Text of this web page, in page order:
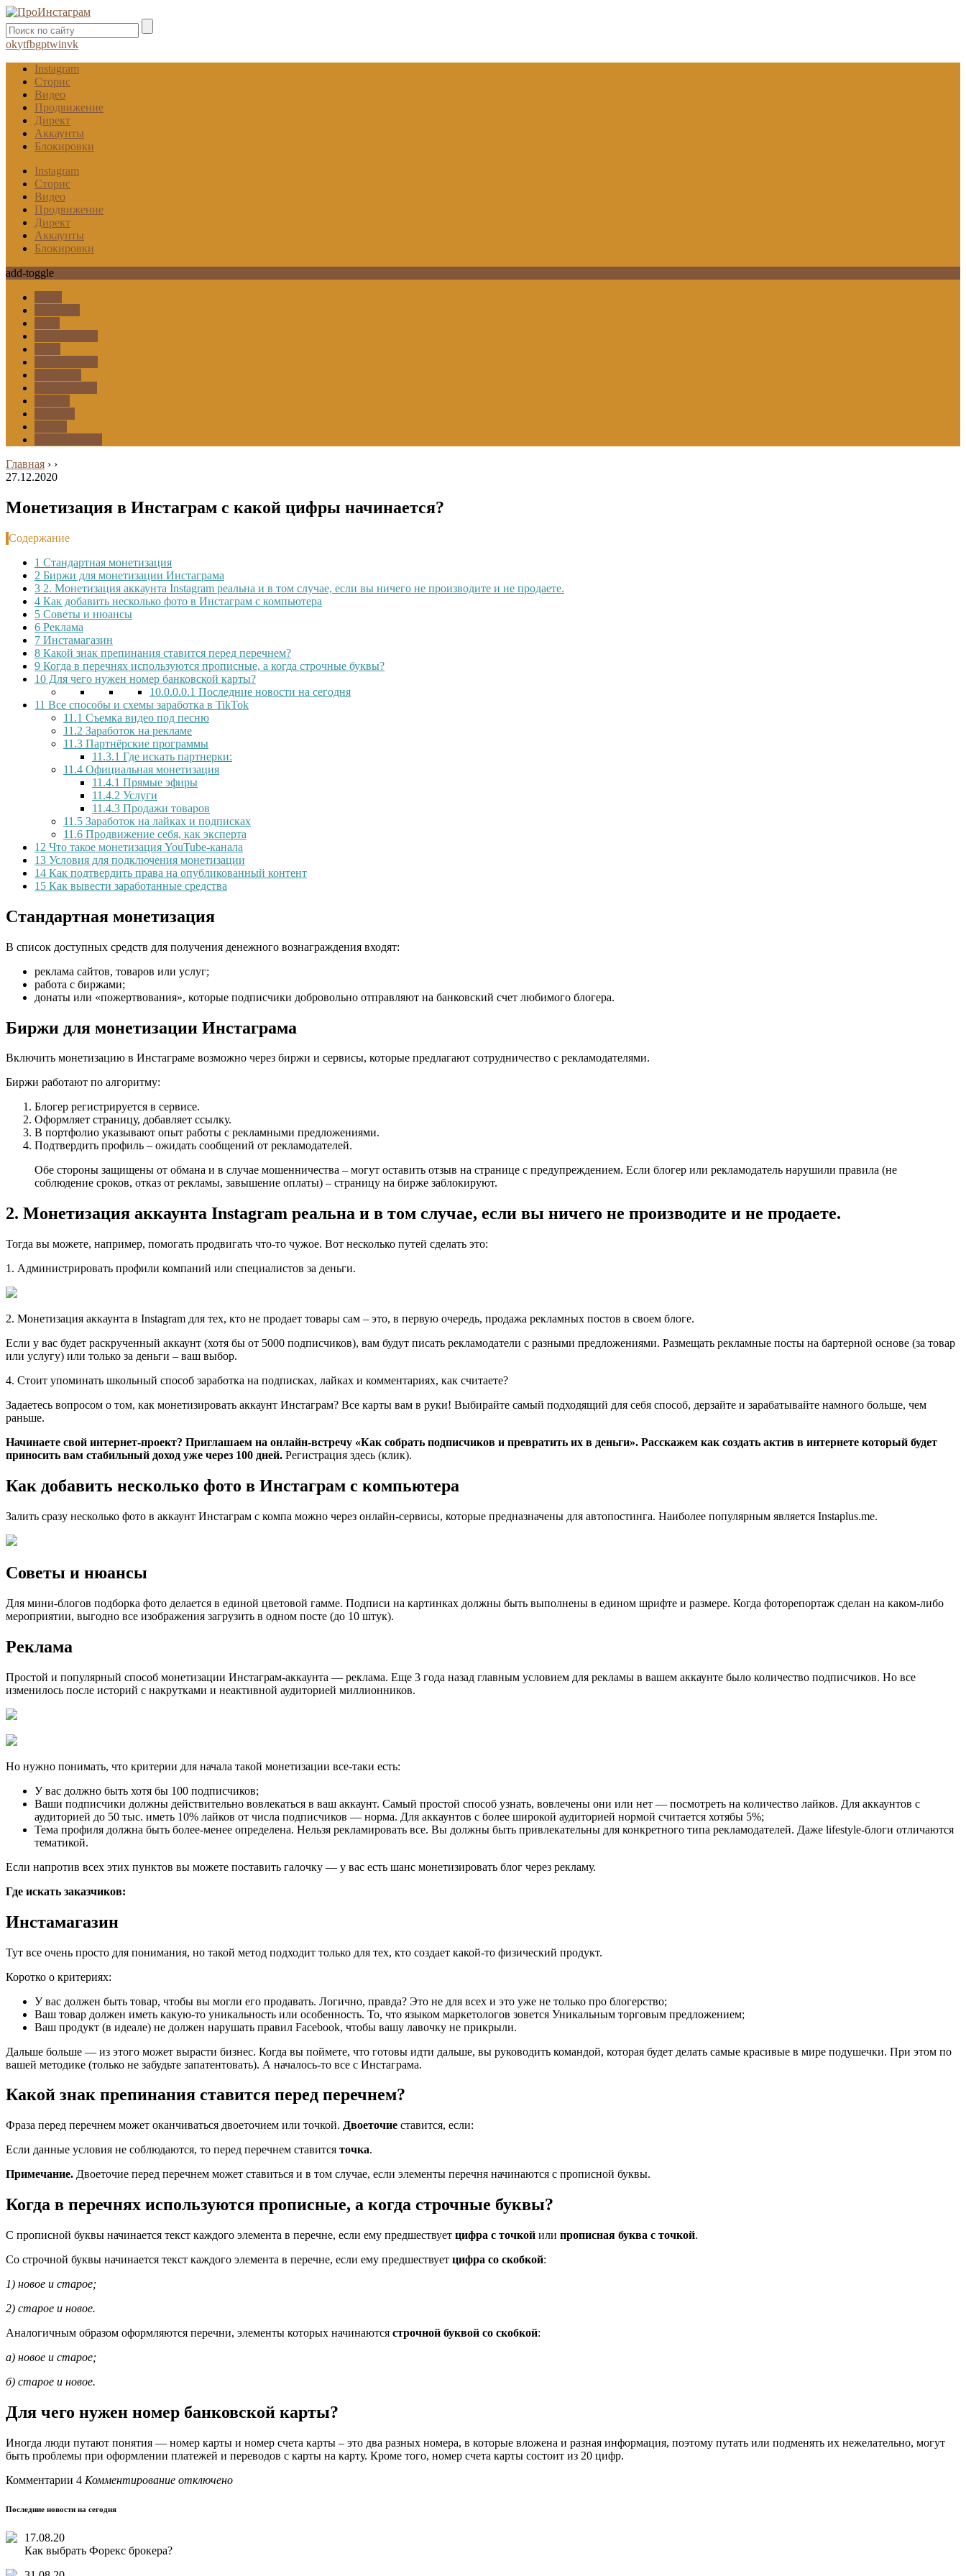
okytfbgptwinvk
Instagram
Сторис
Видео
Продвижение
Директ
Аккаунты
Блокировки
Instagram
Сторис
Видео
Продвижение
Директ
Аккаунты
Блокировки
add-toggle
Главная › ›
27.12.2020
Монетизация в Инстаграм с какой цифры начинается?
Содержание
1 Стандартная монетизация
2 Биржи для монетизации Инстаграма
3 2. Монетизация аккаунта Instagram реальна и в том случае, если вы ничего не производите и не продаете.
4 Как добавить несколько фото в Инстаграм с компьютера
5 Советы и нюансы
6 Реклама
7 Инстамагазин
8 Какой знак препинания ставится перед перечнем?
9 Когда в перечнях используются прописные, а когда строчные буквы?
10 Для чего нужен номер банковской карты?
10.0.0.0.1 Последние новости на сегодня
11 Все способы и схемы заработка в TikTok
11.1 Съемка видео под песню
11.2 Заработок на рекламе
11.3 Партнёрские программы
11.3.1 Где искать партнерки:
11.4 Официальная монетизация
11.4.1 Прямые эфиры
11.4.2 Услуги
11.4.3 Продажи товаров
11.5 Заработок на лайках и подписках
11.6 Продвижение себя, как эксперта
12 Что такое монетизация YouTube-канала
13 Условия для подключения монетизации
14 Как подтвердить права на опубликованный контент
15 Как вывести заработанные средства
Стандартная монетизация
В список доступных средств для получения денежного вознаграждения входят:
реклама сайтов, товаров или услуг;
работа с биржами;
донаты или «пожертвования», которые подписчики добровольно отправляют на банковский счет любимого блогера.
Биржи для монетизации Инстаграма
Включить монетизацию в Инстаграме возможно через биржи и сервисы, которые предлагают сотрудничество с рекламодателями.
Биржи работают по алгоритму:
Блогер регистрируется в сервисе.
Оформляет страницу, добавляет ссылку.
В портфолио указывают опыт работы с рекламными предложениями.
Подтвердить профиль – ожидать сообщений от рекламодателей.
Обе стороны защищены от обмана и в случае мошенничества – могут оставить отзыв на странице с предупреждением. Если блогер или рекламодатель нарушили правила (не
соблюдение сроков, отказ от рекламы, завышение оплаты) – страницу на бирже заблокируют.
2. Монетизация аккаунта Instagram реальна и в том случае, если вы ничего не производите и не продаете.
Тогда вы можете, например, помогать продвигать что-то чужое. Вот несколько путей сделать это:
1. Администрировать профили компаний или специалистов за деньги.
2. Монетизация аккаунта в Instagram для тех, кто не продает товары сам – это, в первую очередь, продажа рекламных постов в своем блоге.
Если у вас будет раскрученный аккаунт (хотя бы от 5000 подписчиков), вам будут писать рекламодатели с разными предложениями. Размещать рекламные посты на бартерной основе (за товар
или услугу) или только за деньги – ваш выбор.
4. Стоит упоминать школьный способ заработка на подписках, лайках и комментариях, как считаете?
Задаетесь вопросом о том, как монетизировать аккаунт Инстаграм? Все карты вам в руки! Выбирайте самый подходящий для себя способ, дерзайте и зарабатывайте намного больше, чем
раньше.
Начинаете свой интернет-проект? Приглашаем на онлайн-встречу «Как собрать подписчиков и превратить их в деньги». Расскажем как создать актив в интернете который будет
приносить вам стабильный доход уже через 100 дней. Регистрация здесь (клик).
Как добавить несколько фото в Инстаграм с компьютера
Залить сразу несколько фото в аккаунт Инстаграм с компа можно через онлайн-сервисы, которые предназначены для автопостинга. Наиболее популярным является Instaplus.me.
Советы и нюансы
Для мини-блогов подборка фото делается в единой цветовой гамме. Подписи на картинках должны быть выполнены в едином шрифте и размере. Когда фоторепортаж сделан на каком-либо
мероприятии, выгодно все изображения загрузить в одном посте (до 10 штук).
Реклама
Простой и популярный способ монетизации Инстаграм-аккаунта — реклама. Еще 3 года назад главным условием для рекламы в вашем аккаунте было количество подписчиков. Но все
изменилось после историй с накрутками и неактивной аудиторией миллионников.
Но нужно понимать, что критерии для начала такой монетизации все-таки есть:
У вас должно быть хотя бы 100 подписчиков;
Ваши подписчики должны действительно вовлекаться в ваш аккаунт. Самый простой способ узнать, вовлечены они или нет — посмотреть на количество лайков. Для аккаунтов с
аудиторией до 50 тыс. иметь 10% лайков от числа подписчиков — норма. Для аккаунтов с более широкой аудиторией нормой считается хотябы 5%;
Тема профиля должна быть более-менее определена. Нельзя рекламировать все. Вы должны быть привлекательны для конкретного типа рекламодателей. Даже lifestyle-блоги отличаются
тематикой.
Если напротив всех этих пунктов вы можете поставить галочку — у вас есть шанс монетизировать блог через рекламу.
Где искать заказчиков:
Инстамагазин
Тут все очень просто для понимания, но такой метод подходит только для тех, кто создает какой-то физический продукт.
Коротко о критериях:
У вас должен быть товар, чтобы вы могли его продавать. Логично, правда? Это не для всех и это уже не только про блогерство;
Ваш товар должен иметь какую-то уникальность или особенность. То, что языком маркетологов зовется Уникальным торговым предложением;
Ваш продукт (в идеале) не должен нарушать правил Facebook, чтобы вашу лавочку не прикрыли.
Дальше больше — из этого может вырасти бизнес. Когда вы поймете, что готовы идти дальше, вы руководить командой, которая будет делать самые красивые в мире подушечки. При этом по
вашей методике (только не забудьте запатентовать). А началось-то все с Инстаграма.
Какой знак препинания ставится перед перечнем?
Фраза перед перечнем может оканчиваться двоеточием или точкой. Двоеточие ставится, если:
Если данные условия не соблюдаются, то перед перечнем ставится точка.
Примечание. Двоеточие перед перечнем может ставиться и в том случае, если элементы перечня начинаются с прописной буквы.
Когда в перечнях используются прописные, а когда строчные буквы?
С прописной буквы начинается текст каждого элемента в перечне, если ему предшествует цифра с точкой или прописная буква с точкой.
Со строчной буквы начинается текст каждого элемента в перечне, если ему предшествует цифра со скобкой:
1) новое и старое;
2) старое и новое.
Аналогичным образом оформляются перечни, элементы которых начинаются строчной буквой со скобкой:
а) новое и старое;
б) старое и новое.
Для чего нужен номер банковской карты?
Иногда люди путают понятия — номер карты и номер счета карты – это два разных номера, в которые вложена и разная информация, поэтому путать или подменять их нежелательно, могут
быть проблемы при оформлении платежей и переводов с карты на карту. Кроме того, номер счета карты состоит из 20 цифр.
Комментарии 4 Комментирование отключено
Последние новости на сегодня
17.08.20
Как выбрать Форекс брокера?